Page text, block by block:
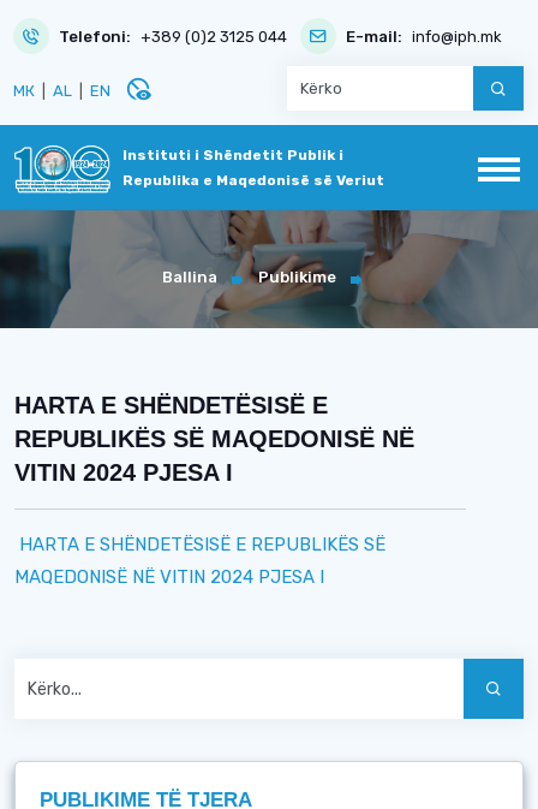
Telefoni: +389 (0)2 3125 044 E-mail: info@iph.mk
МК AL EN disabled_visible
Instituti i Shëndetit Publik i
Republika e Maqedonisë së Veriut
Ballina Publikime
HARTA E SHËNDETËSISË E
REPUBLIKËS SË MAQEDONISË NË
VITIN 2024 PJESA I
HARTA E SHËNDETËSISË E REPUBLIKËS SË
MAQEDONISË NË VITIN 2024 PJESA I
PUBLIKIME TË TJERA